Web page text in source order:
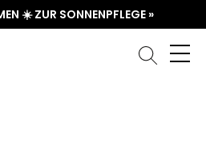
☀️ ZUR SONNENPFLEGE »